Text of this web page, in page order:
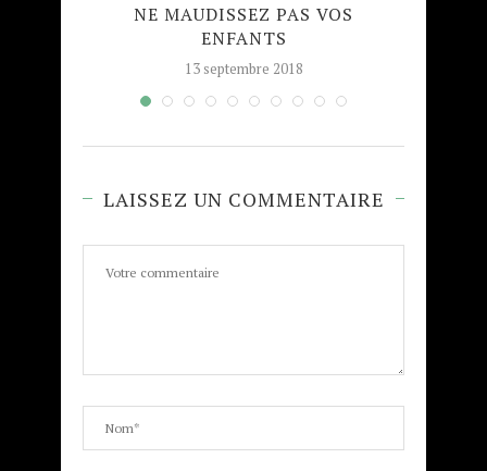
NE MAUDISSEZ PAS VOS
ENFANTS
13 septembre 2018
LAISSEZ UN COMMENTAIRE